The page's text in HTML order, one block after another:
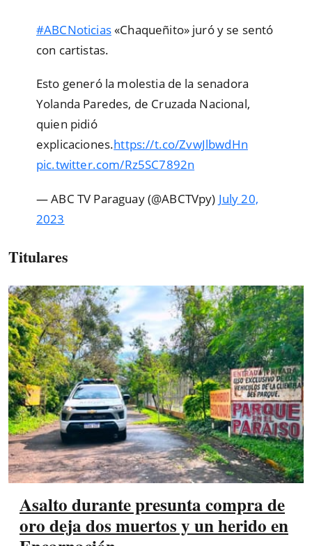
#ABCNoticias«Chaqueñito» juró y se sentó
con cartistas.
Esto generó la molestia de la senadora
Yolanda Paredes, de Cruzada Nacional,
quien pidió
explicaciones.https://t.co/ZvwJlbwdHn
pic.twitter.com/Rz5SC7892n
— ABC TV Paraguay (@ABCTVpy) July 20,
2023
Titulares
Asalto durante presunta compra de
oro deja dos muertos y un herido en